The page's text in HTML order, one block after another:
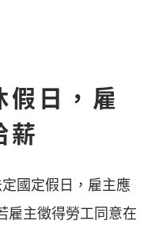
假日，雇
薪
國定假日，雇主應
雇主徵得勞工同意在